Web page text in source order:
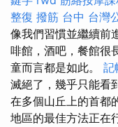
整復 撥筋 台中 台灣
像我們習慣並繼續前
啡館，酒吧，餐館很
童而言都是如此。 記
滅絕了，幾乎只能看
在多個山丘上的首都
地區的最佳方法正在